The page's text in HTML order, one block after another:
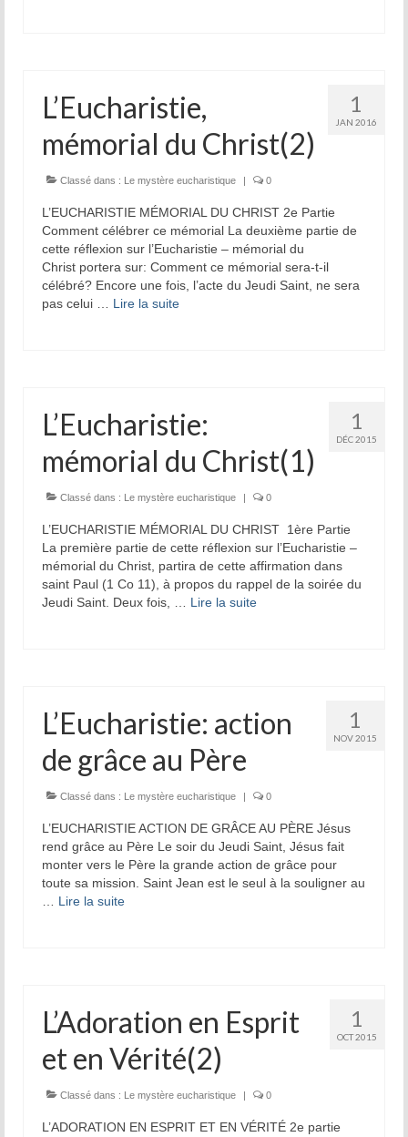
1
JAN 2016
L’Eucharistie,
mémorial du Christ(2)
Classé dans : Le mystère eucharistique 0
L’EUCHARISTIE MÉMORIAL DU CHRIST 2e Partie
Comment célébrer ce mémorial La deuxième partie de
cette réflexion sur l’Eucharistie – mémorial du
Christ portera sur: Comment ce mémorial sera-t-il
célébré? Encore une fois, l’acte du Jeudi Saint, ne sera
pas celui … Lire la suite­­
1
DÉC 2015
L’Eucharistie:
mémorial du Christ(1)
Classé dans : Le mystère eucharistique 0
L’EUCHARISTIE MÉMORIAL DU CHRIST 1ère Partie
La première partie de cette réflexion sur l’Eucharistie –
mémorial du Christ, partira de cette affirmation dans
saint Paul (1 Co 11), à propos du rappel de la soirée du
Jeudi Saint. Deux fois, … Lire la suite­­
1
NOV 2015
L’Eucharistie: action
de grâce au Père
Classé dans : Le mystère eucharistique 0
L’EUCHARISTIE ACTION DE GRÂCE AU PÈRE Jésus
rend grâce au Père Le soir du Jeudi Saint, Jésus fait
monter vers le Père la grande action de grâce pour
toute sa mission. Saint Jean est le seul à la souligner au
… Lire la suite­­
1
OCT 2015
L’Adoration en Esprit
et en Vérité(2)
Classé dans : Le mystère eucharistique 0
L’ADORATION EN ESPRIT ET EN VÉRITÉ 2e partie